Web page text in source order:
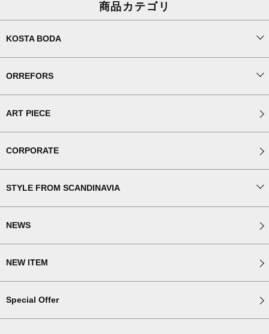
商品カテゴリ
KOSTA BODA
ORREFORS
ART PIECE
CORPORATE
STYLE FROM SCANDINAVIA
NEWS
NEW ITEM
Special Offer